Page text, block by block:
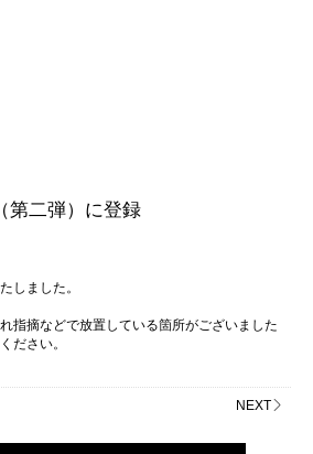
第二弾）に登録
しました。
指摘などで放置している箇所がございました
ださい。
NEXT